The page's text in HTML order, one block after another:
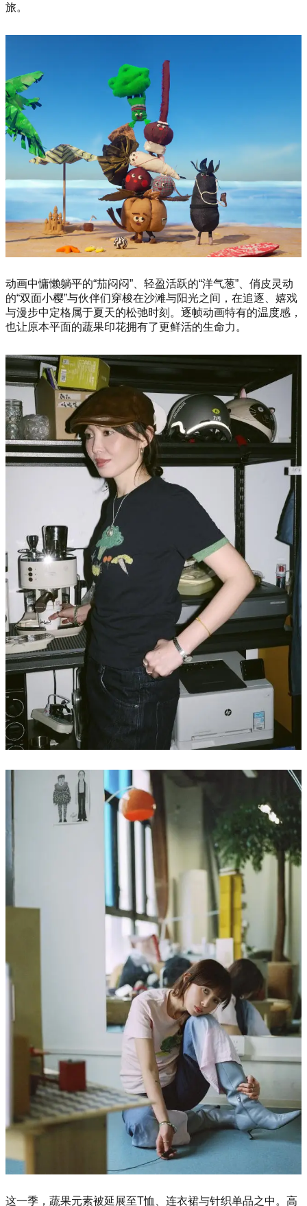
旅。
动画中慵懒躺平的“茄闷闷”、轻盈活跃的“洋气葱”、俏皮灵动
的“双面小樱”与伙伴们穿梭在沙滩与阳光之间，在追逐、嬉戏
与漫步中定格属于夏天的松弛时刻。逐帧动画特有的温度感，
也让原本平面的蔬果印花拥有了更鲜活的生命力。
这一季，蔬果元素被延展至T恤、连衣裙与针织单品之中。高